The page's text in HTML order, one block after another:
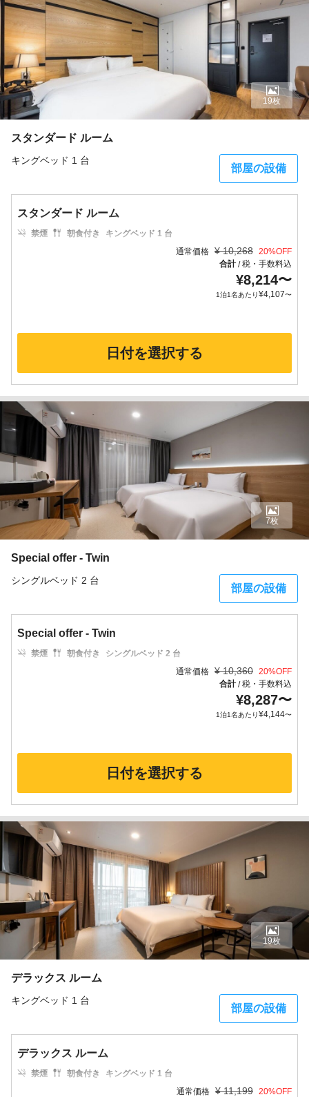
スタンダード ルーム
キングベッド 1 台
部屋の設備
19枚
スタンダード ルーム
禁煙 朝食付き
キングベッド 1 台
通常価格 ¥ 10,268 20%OFF
合計/税・手数料込
¥8,214〜
1泊1名あたり¥4,107〜
日付を選択する
Special offer - Twin
シングルベッド 2 台
部屋の設備
7枚
Special offer - Twin
禁煙 朝食付き
シングルベッド 2 台
通常価格 ¥ 10,360 20%OFF
合計/税・手数料込
¥8,287〜
1泊1名あたり¥4,144〜
日付を選択する
デラックス ルーム
キングベッド 1 台
部屋の設備
19枚
デラックス ルーム
禁煙 朝食付き
キングベッド 1 台
通常価格 ¥ 11,199 20%OFF